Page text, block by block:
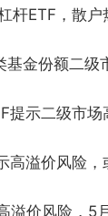
杆ETF，散户
金份额二级
提示二级市
高溢价风险
溢价风险，5